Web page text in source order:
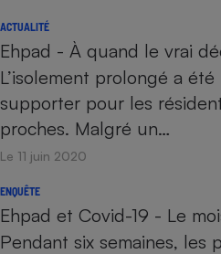
ACTUALITÉ
Ehpad - À quand le vrai
L’isolement prolongé a
supporter pour les
proches. Malgré un…
Le 11 juin 2020
ENQUÊTE
Ehpad et Covid-19 - Le
Pendant six semaines, les